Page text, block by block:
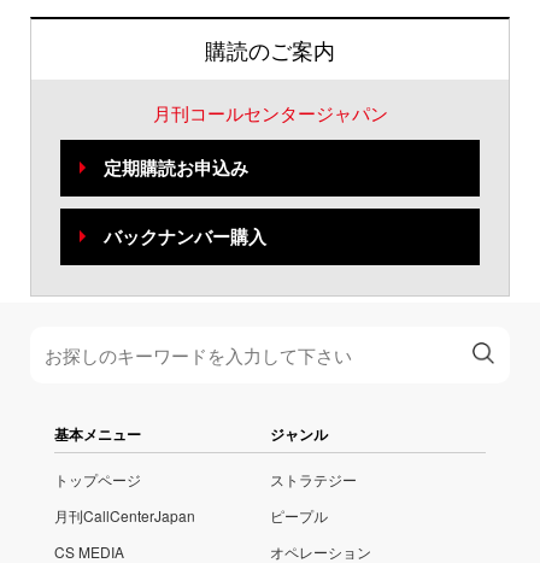
購読のご案内
月刊コールセンタージャパン
定期購読お申込み
バックナンバー購入
基本メニュー
トップページ
月刊CallCenterJapan
CS MEDIA
ジャンル
ストラテジー
ピープル
オペレーション